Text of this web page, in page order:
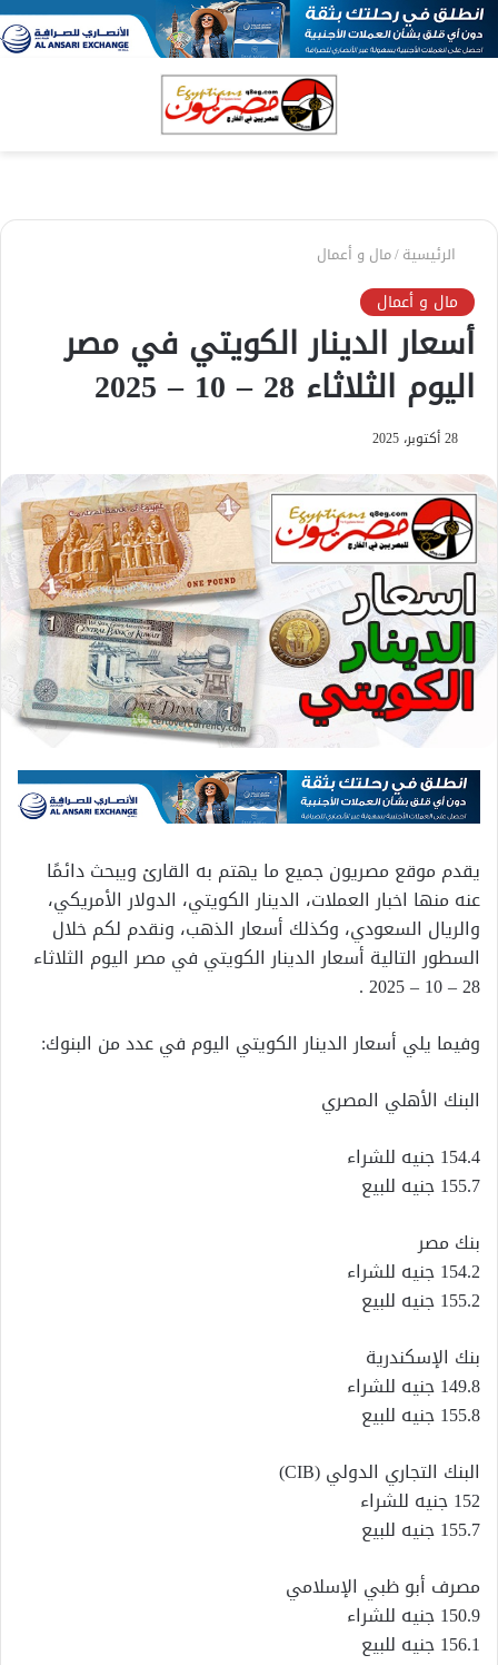
الرئيسية/مال و أعمال
مال و أعمال
أسعار الدينار الكويتي في مصر
اليوم الثلاثاء 28 – 10 – 2025
28 أكتوبر، 2025
يقدم موقع مصريون جميع ما يهتم به القارئ ويبحث دائمًا
عنه منها اخبار العملات، الدينار الكويتي، الدولار الأمريكي،
والريال السعودي، وكذلك أسعار الذهب، ونقدم لكم خلال
السطور التالية أسعار الدينار الكويتي في مصر اليوم الثلاثاء
28 – 10 – 2025 .
وفيما يلي أسعار الدينار الكويتي اليوم في عدد من البنوك:
البنك الأهلي المصري
154.4 جنيه للشراء
155.7 جنيه للبيع
بنك مصر
154.2 جنيه للشراء
155.2 جنيه للبيع
بنك الإسكندرية
149.8 جنيه للشراء
155.8 جنيه للبيع
البنك التجاري الدولي (CIB)
152 جنيه للشراء
155.7 جنيه للبيع
مصرف أبو ظبي الإسلامي
150.9 جنيه للشراء
156.1 جنيه للبيع